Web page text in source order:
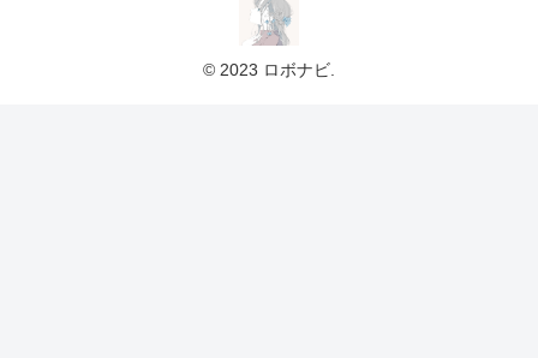
© 2023 ロボナビ.